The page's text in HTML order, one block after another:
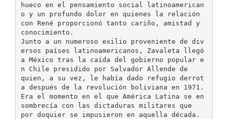
hueco en el pensamiento social latinoamerican
o y un profundo dolor en quienes la relación
con René proporcionó tanto cariño, amistad y
conocimiento.
Junto a un numeroso exilio proveniente de div
ersos países latinoamericanos, Zavaleta llegó
a México tras la caída del gobierno popular e
n Chile presidido por Salvador Allende de
quien, a su vez, le había dado refugio derrot
a después de la revolución boliviana en 1971.
Era el momento en el que América Latina se en
sombrecía con las dictaduras militares que
por doquier se impusieron en aquella década.